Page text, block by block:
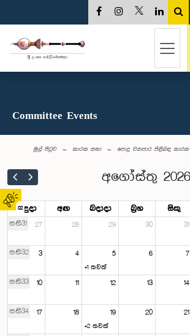
02
Committee Events
මුල් පිටුව කාරක සභා පොදු ව්‍යාපාර පිළිබඳ
අගෝස්තු 2026
සඳුදා අඟ බදාදා බ්‍රහ සිකු
සති31 27 28 29 30 31
සති32 3 4 5
+1 තවත්
6 7
සති33 10 11 12 13 14
සති34 17 18 19
+2 තවත්
20 21